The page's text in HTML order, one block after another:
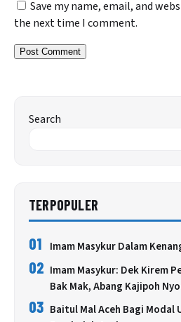
Save my name, email, and
the next time I comment.
Search
TERPOPULER
01 Imam Masykur Dalam
02 Imam Masykur: Dek Kirem
Bak Mak, Abang Kajipoh
03 Baitul Mal Aceh Bagi Modal